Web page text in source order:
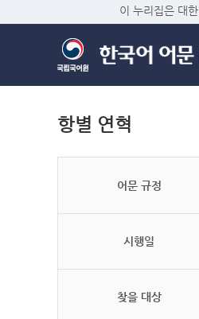
이 누리집은 대
항별 연혁
어문 규정
시행일
찾을 대상